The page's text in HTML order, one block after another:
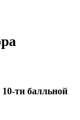
ти балльной